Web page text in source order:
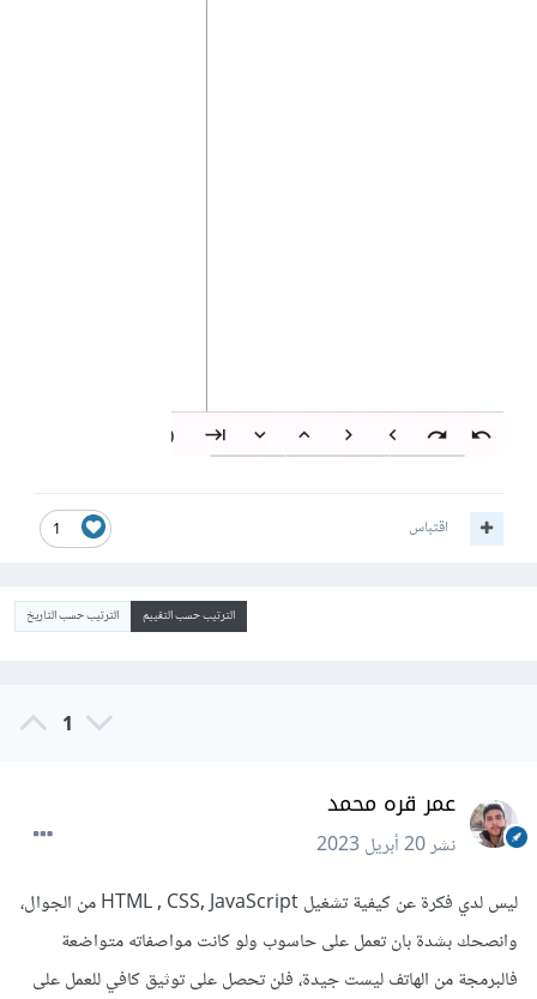
1 اقتباس
الترتيب حسب التقييم الترتيب حسب التاريخ
1
عمر قره محمد
نشر20 أبريل 2023
ليس لدي فكرة عن كيفية تشغيل HTML , CSS, JavaScript من الجوال،
وانصحك بشدة بان تعمل على حاسوب ولو كانت مواصفاته متواضعة
فالبرمجة من الهاتف ليست جيدة، فلن تحصل على توثيق كافي للعمل على